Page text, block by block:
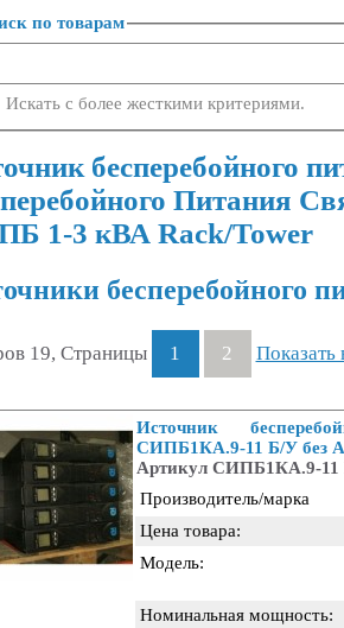
по товарам
Искать с более жесткими критериями.
Питания
1-3 кВА Rack/Tower
бесперебойного
19, Страницы 1 2 Показать
Источник
СИПБ1КА.9-11 Б/У без
Артикул СИПБ1КА.9-11
Производитель/марка
Цена товара:
Модель:
Номинальная мощность: